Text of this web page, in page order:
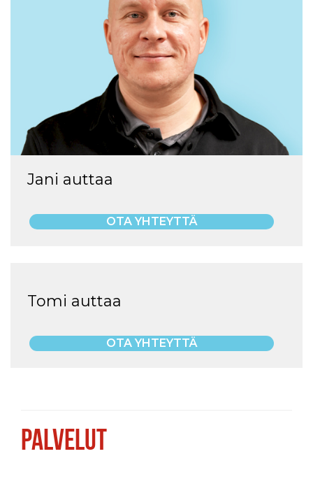
Jani auttaa
OTA YHTEYTTÄ
Tomi auttaa
OTA YHTEYTTÄ
PALVELUT